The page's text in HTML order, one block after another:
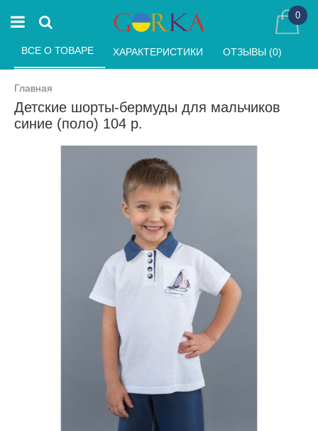
0
Главная
Детские шорты-бермуды для мальчиков
синие (поло) 104 р.
ВСЕ О ТОВАРЕ ХАРАКТЕРИСТИКИ ОТЗЫВЫ (0)